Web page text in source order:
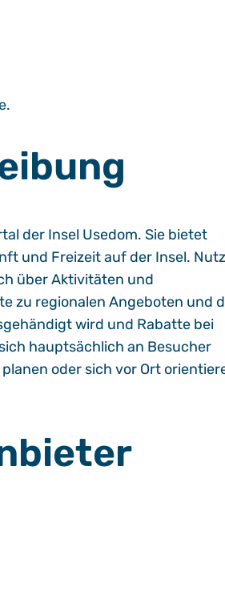
der Insel Usedom. Sie bietet
und Freizeit auf der Insel.
über Aktivitäten und
zu regionalen Angeboten und
wird und Rabatte bei
hauptsächlich an Besucher
oder sich vor Ort